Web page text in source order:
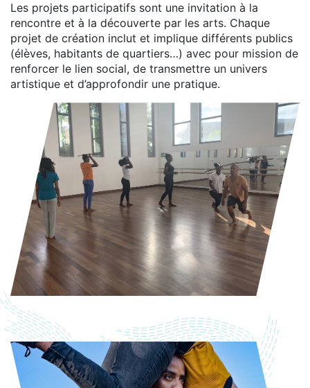
Les projets participatifs sont une invitation à la
rencontre et à la découverte par les arts. Chaque
projet de création inclut et implique différents publics
(élèves, habitants de quartiers…) avec pour mission de
renforcer le lien social, de transmettre un univers
artistique et d’approfondir une pratique.